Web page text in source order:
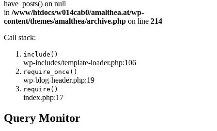
have_posts() on null
in /www/htdocs/w014cab0/amalthea.at/wp-
content/themes/amalthea/archive.php on line 214
Call stack:
include()
wp-includes/template-loader.php:106
require_once()
wp-blog-header.php:19
require()
index.php:17
Query Monitor